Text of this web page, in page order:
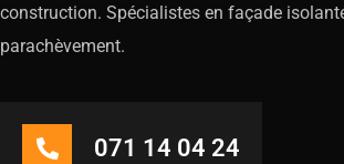
construction. Spécialistes en façade
parachèvement.
071 14 04 24